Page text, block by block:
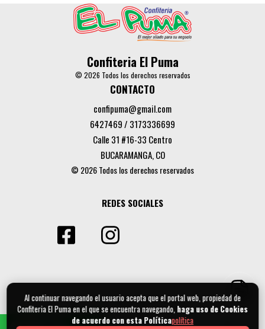
Confiteria El Puma
© 2026 Todos los derechos reservados
CONTACTO
confipuma@gmail.com
6427469 / 3173336699
Calle 31 #16-33 Centro
BUCARAMANGA, CO
© 2026 Todos los derechos reservados
REDES SOCIALES
Al continuar navegando el usuario acepta que el portal web, propiedad de
Confiteria El Puma en el que se encuentra navegando, haga uso de Cookies
de acuerdo con esta Políticapolítica